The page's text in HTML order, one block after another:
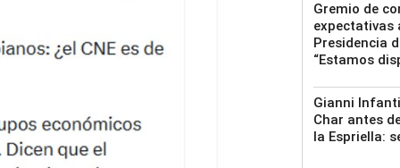
Gremio de
expectativas
Presidencia
“Estamos
Gianni
Char antes
la Espriella: